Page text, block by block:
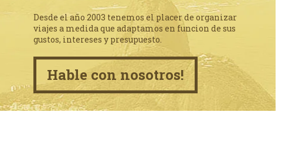
Desde el año 2003 tenemos el placer de organizar
viajes a medida que adaptamos en funcion de sus
gustos, intereses y presupuesto.
Hable con nosotros!